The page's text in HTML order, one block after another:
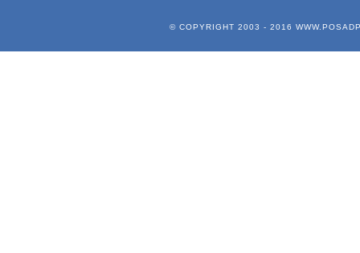
© COPYRIGHT 2003 - 2016